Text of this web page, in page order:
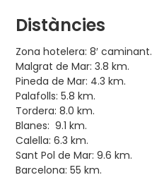
Distàncies
Zona hotelera: 8′ caminant.
Malgrat de Mar: 3.8 km.
Pineda de Mar: 4.3 km.
Palafolls: 5.8 km.
Tordera: 8.0 km.
Blanes: 9.1 km.
Calella: 6.3 km.
Sant Pol de Mar: 9.6 km.
Barcelona: 55 km.